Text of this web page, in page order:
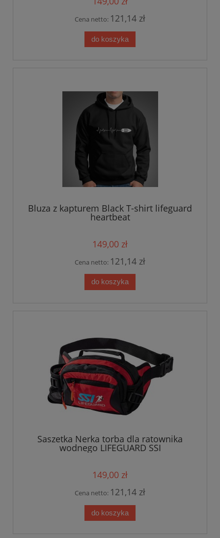
Cena netto: 121,14 zł
do koszyka
Bluza z kapturem Black T-shirt lifeguard
heartbeat
149,00 zł
Cena netto: 121,14 zł
do koszyka
Saszetka Nerka torba dla ratownika
wodnego LIFEGUARD SSI
149,00 zł
Cena netto: 121,14 zł
do koszyka